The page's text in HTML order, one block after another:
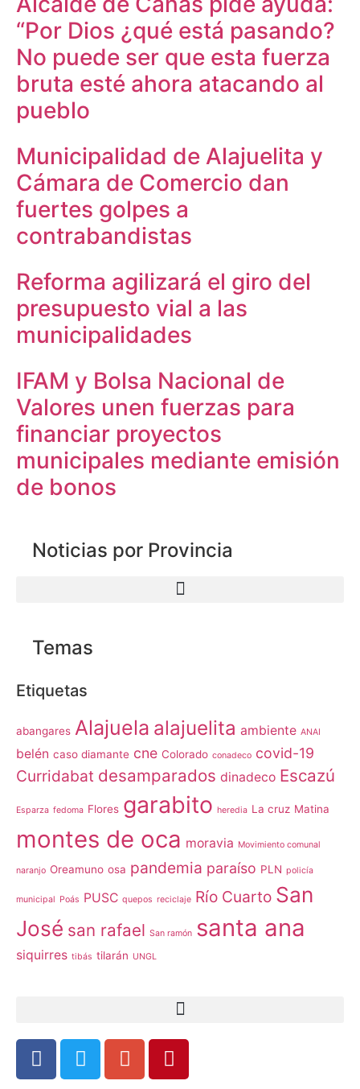
“Por Dios ¿qué está pasando?
No puede ser que esta fuerza
bruta esté ahora atacando al
pueblo
Municipalidad de Alajuelita y
Cámara de Comercio dan
fuertes golpes a
contrabandistas
Reforma agilizará el giro del
presupuesto vial a las
municipalidades
IFAM y Bolsa Nacional de
Valores unen fuerzas para
financiar proyectos
municipales mediante emisión
de bonos
Noticias por Provincia
Temas
Etiquetas
abangares Alajuela alajuelita ambiente ANAI
belén caso diamante cne Colorado conadeco covid-19
Curridabat desamparados dinadeco Escazú
Esparza fedoma Flores garabito heredia La cruz Matina
montes de oca moravia Movimiento comunal
naranjo Oreamuno osa pandemia paraíso PLN policía
municipal Poás PUSC quepos reciclaje Río Cuarto San
José san rafael San ramón santa ana
siquirres tibás tilarán UNGL